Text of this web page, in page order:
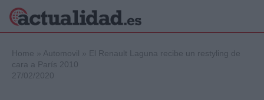
Home » Automovil » El Renault Laguna recibe un restyling de
cara a París 2010
27/02/2020